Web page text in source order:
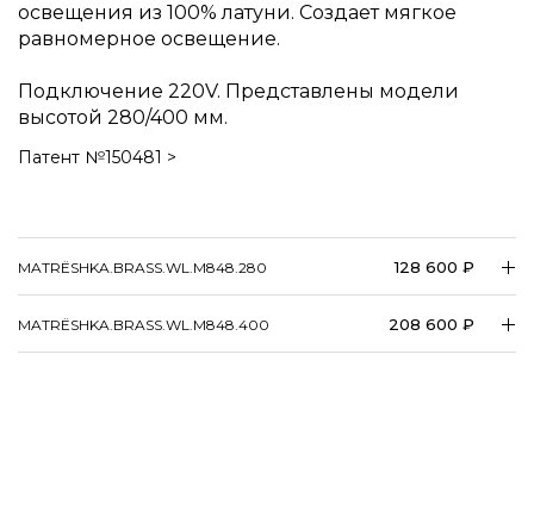
освещения из 100% латуни. Создает мягкое
равномерное освещение.
Подключение 220V. Представлены модели
высотой 280/400 мм.
Патент №150481 >
MATRËSHKA.BRASS.WL.M848.280 128 600 ₽
MATRËSHKA.BRASS.WL.M848.400 208 600 ₽